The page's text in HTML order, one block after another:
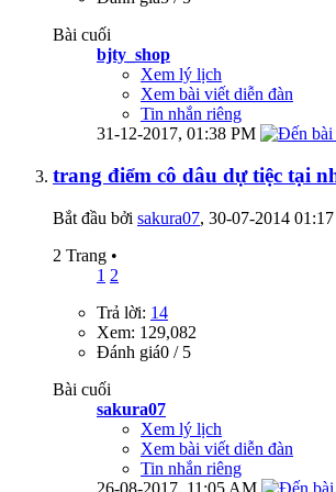
Bài cuối
bjty_shop
Xem lý lịch
Xem bài viết diễn đàn
Tin nhắn riêng
31-12-2017, 01:38 PM
trang điểm cô dâu dự tiệc tại
Bắt đầu bởi sakura07‎, 30-07-2014
2 Trang •
1 2
Trả lời: 14
Xem: 129,082
Đánh giá0 / 5
Bài cuối
sakura07
Xem lý lịch
Xem bài viết diễn đàn
Tin nhắn riêng
26-08-2017, 11:05 AM